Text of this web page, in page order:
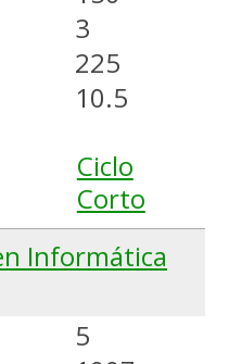
3
225
10.5
Ciclo
Corto
Informática
5